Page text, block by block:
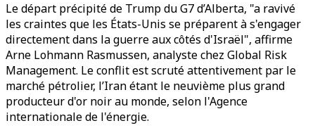
Le départ précipité de Trump du G7 d’Alberta, "a ravivé
les craintes que les États-Unis se préparent à s'engager
directement dans la guerre aux côtés d'Israël", affirme
Arne Lohmann Rasmussen, analyste chez Global Risk
Management. Le conflit est scruté attentivement par le
marché pétrolier, l’Iran étant le neuvième plus grand
producteur d'or noir au monde, selon l'Agence
internationale de l'énergie.